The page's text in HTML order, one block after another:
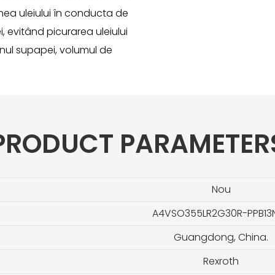
uleiului în conducta de
evitând picurarea uleiului
supapei, volumul de
Nou
A4VSO355LR2G30R-
Guangdong, China.
Rexroth